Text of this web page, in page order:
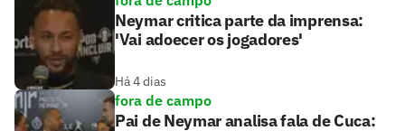
Neymar critica parte da imprensa:
'Vai adoecer os jogadores'
Há 4 dias
fora de campo
Pai de Neymar analisa fala de Cuca: